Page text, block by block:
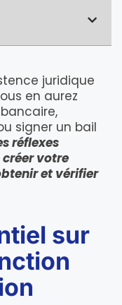
juridique
en aurez
signer un bail
réflexes
votre
et vérifier
sur